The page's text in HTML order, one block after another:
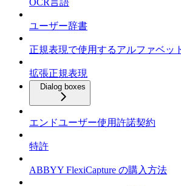
OCR言語
ユーザー辞書
正規表現で使用するアルファベッ
拡張正規表現
Dialog boxes
エンドユーザー使用許諾契約
特許
ABBYY FlexiCapture の購入方法